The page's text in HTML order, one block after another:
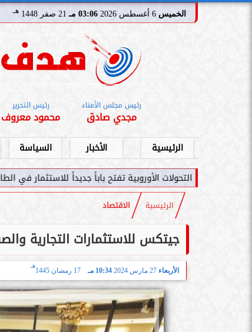
الخميس 03:06 مـ 21 صفر 1448 هـ
رئيس مجلس الأمناء
مجدي صادق
رئيس التحرير
محمود معروف
الرئيسية الأخبار السياسة
الأوروبية تفتح باباً جديداً للاستثمار في الطاقة السعودية
الرئيسية الاقتصاد
جيتكس للاستثمارات التجارية
الأربعاء 27 مارس 2024 10:34 مـ 17 رمضان 1445
هـ